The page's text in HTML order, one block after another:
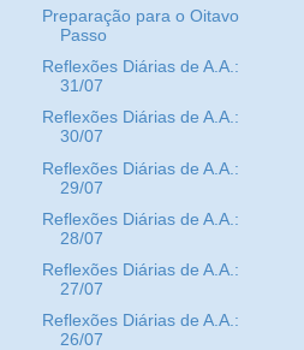
Preparação para o Oitavo
Passo
Reflexões Diárias de A.A.:
31/07
Reflexões Diárias de A.A.:
30/07
Reflexões Diárias de A.A.:
29/07
Reflexões Diárias de A.A.:
28/07
Reflexões Diárias de A.A.:
27/07
Reflexões Diárias de A.A.:
26/07